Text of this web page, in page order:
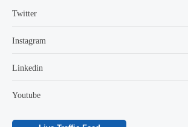
Twitter
Instagram
Linkedin
Youtube